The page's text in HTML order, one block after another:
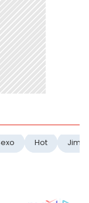
Hot